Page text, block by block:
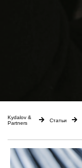
Kydalov &
Partners
Статьи